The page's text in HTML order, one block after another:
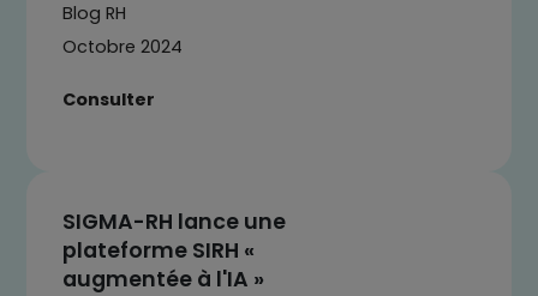
Blog RH
Octobre 2024
Consulter
SIGMA-RH lance une
plateforme SIRH «
augmentée à l'IA »